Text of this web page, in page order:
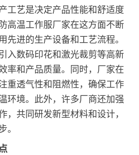
工艺是决定产品性能和舒适度
高温工作服厂家在这方面不断
先进的生产设备和工艺流程。
入数码印花和激光裁剪等高新
率和产品质量。同时，厂家在
重透气性和阻燃性，确保工作
环境。此外，许多厂商还加强
，共同研发新型材料和设计，
。